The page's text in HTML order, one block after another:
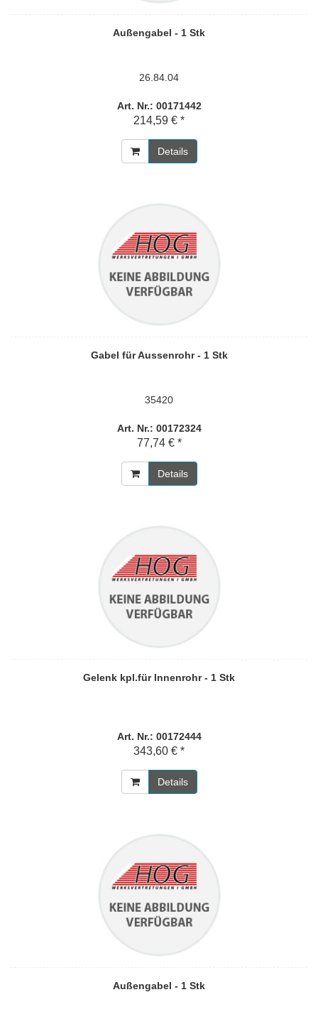
Außengabel - 1 Stk
26.84.04
Art. Nr.: 00171442
214,59 € *
Details
Gabel für Aussenrohr - 1 Stk
35420
Art. Nr.: 00172324
77,74 € *
Details
Gelenk kpl.für Innenrohr - 1 Stk
Art. Nr.: 00172444
343,60 € *
Details
Außengabel - 1 Stk